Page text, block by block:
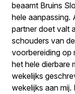
beaamt Bruins
hele aanpassing.
partner doet valt
schouders van
voorbereiding op
het hele dierbare
wekelijks
wekelijks aan